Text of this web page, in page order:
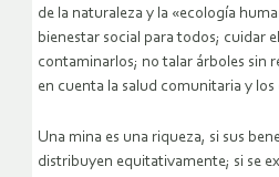
de la naturaleza y la «ecología
bienestar social para todos; cuidar
contaminarlos; no talar árboles sin
en cuenta la salud comunitaria y
Una mina es una riqueza, si sus
distribuyen equitativamente; si se